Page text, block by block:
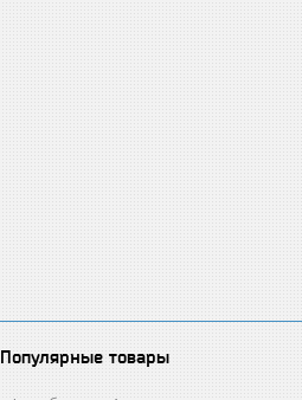
Популярные товары